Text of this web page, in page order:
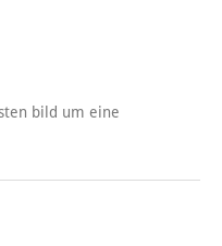
bild um eine